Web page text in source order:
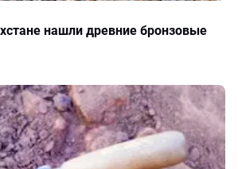
нашли древние бронзовые